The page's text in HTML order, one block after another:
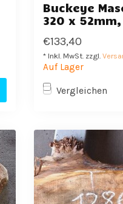
Buckeye
320 x
€133,40
* Inkl. MwSt. zzgl.
Auf Lager
Vergleichen